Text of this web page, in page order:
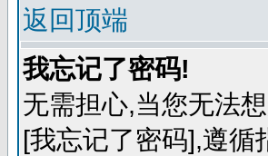
返回顶端
我忘记了密码!
无需担心,当您无法
[我忘记了密码],遵循